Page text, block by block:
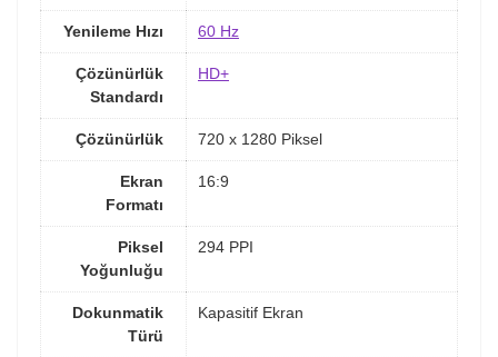
Yenileme Hızı 60 Hz
Çözünürlük
Standardı
HD+
Çözünürlük 720 x 1280 Piksel
Ekran
Formatı
16:9
Piksel
Yoğunluğu
294 PPI
Dokunmatik
Türü
Kapasitif Ekran